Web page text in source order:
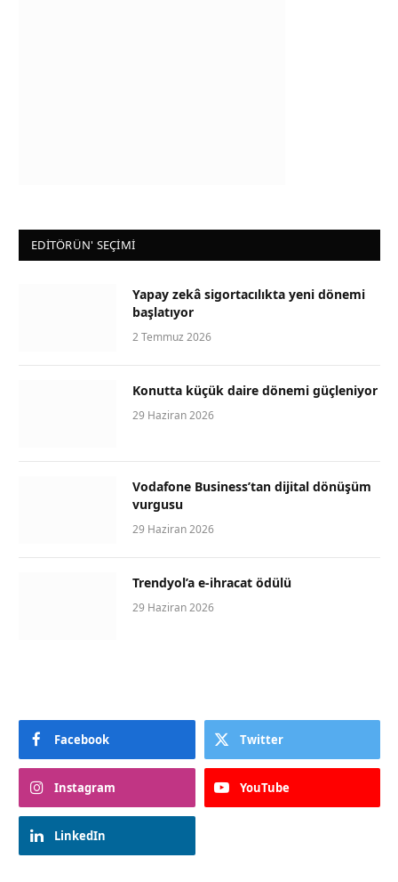
EDİTÖRÜN' SEÇİMİ
Yapay zekâ sigortacılıkta yeni dönemi
başlatıyor
2 Temmuz 2026
Konutta küçük daire dönemi güçleniyor
29 Haziran 2026
Vodafone Business’tan dijital dönüşüm
vurgusu
29 Haziran 2026
Trendyol’a e-ihracat ödülü
29 Haziran 2026
Facebook Twitter
Instagram YouTube
LinkedIn